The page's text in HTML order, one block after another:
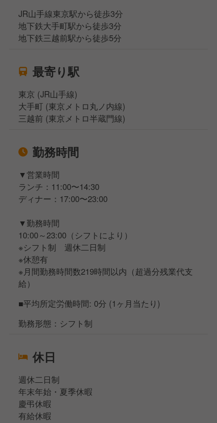
っかり運営していきます。
シフト制でオンオフのメリハリをしっかり実現。
特に勤務時間数はきちんと管理を行っており、この一
飲食業界によくあるサービス残業ではなく、本当の残
業ゼロを実現しています。
全国流通を基幹事業とし、“食”をドメインにした様々
な事業展開を行っている企業ですので、将来の自分と
向き合ったキャリア形成が可能。
する等、ハイレベルなシェフが切磋琢磨しています。
JR山手線東京駅から徒歩3分
地下鉄大手町駅から徒歩3分
地下鉄三越前駅から徒歩5分
最寄り駅
東京 (JR山手線)
大手町 (東京メトロ丸ノ内線)
三越前 (東京メトロ半蔵門線)
勤務時間
▼営業時間
ランチ：11:00〜14:30
ディナー：17:00〜23:00
▼勤務時間
10:00～23:00（シフトにより）
※シフト制 週休二日制
※休憩有
※月間勤務時間数219時間以内（超過分残業代支
給）
■平均所定労働時間: 0分 (1ヶ月当たり)
勤務形態：シフト制
休日
週休二日制
年末年始・夏季休暇
慶弔休暇
有給休暇